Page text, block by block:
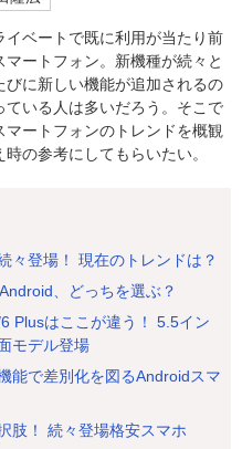
イベートで既に利用が当たり前
マートフォン。新機種が続々と
びに新しい機能が追加されるの
ている人は多いだろう。そこで
マートフォンのトレンドを概観
の参考にしてもらいたい。
々登場！ 現在のトレンドは？
、どっちを選ぶ？
Plusはここが違う！ 5.5イン
モデル登場
能で差別化を図るAndroidスマ
肢！ 続々登場格安スマホ